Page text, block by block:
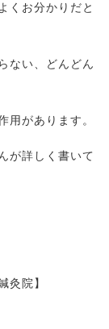
くお分かりだと
ない、どんどん
用があります。
が詳しく書いて
院】